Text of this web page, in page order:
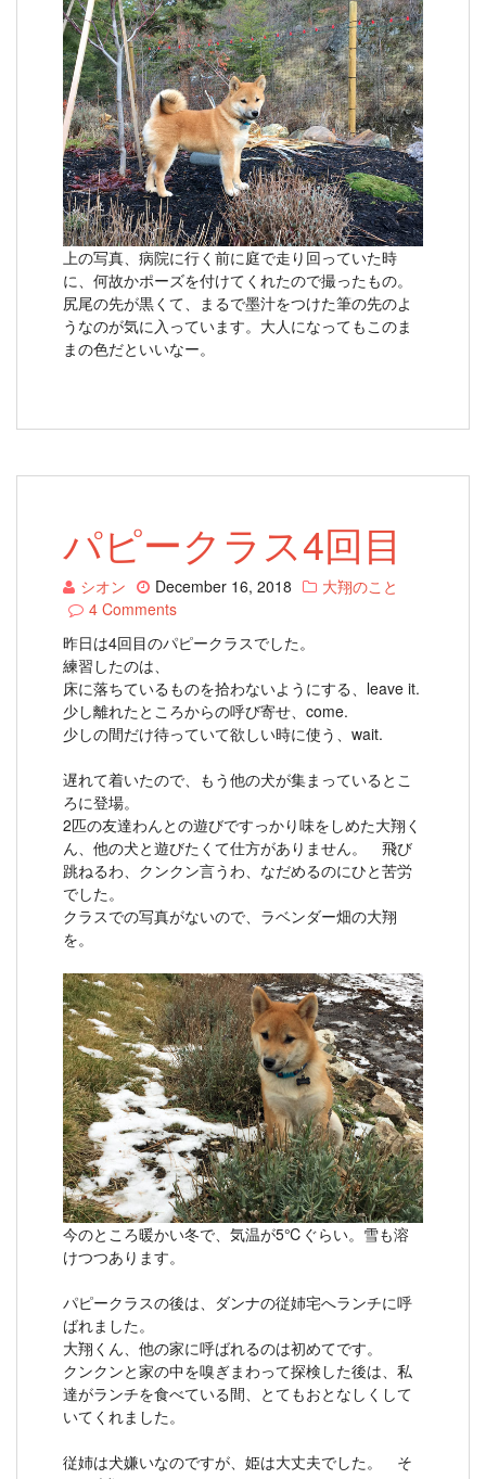
上の写真、病院に行く前に庭で走り回っていた時
に、何故かポーズを付けてくれたので撮ったもの。
尻尾の先が黒くて、まるで墨汁をつけた筆の先のよ
うなのが気に入っています。大人になってもこのま
まの色だといいなー。
パピークラス4回目
シオン December 16, 2018
大翔のこと
4 Comments
昨日は4回目のパピークラスでした。
練習したのは、
床に落ちているものを拾わないようにする、leave it.
少し離れたところからの呼び寄せ、come.
少しの間だけ待っていて欲しい時に使う、wait.
遅れて着いたので、もう他の犬が集まっているとこ
ろに登場。
2匹の友達わんとの遊びですっかり味をしめた大翔く
ん、他の犬と遊びたくて仕方がありません。 飛び
跳ねるわ、クンクン言うわ、なだめるのにひと苦労
でした。
クラスでの写真がないので、ラベンダー畑の大翔
を。
今のところ暖かい冬で、気温が5℃ぐらい。雪も溶
けつつあります。
パピークラスの後は、ダンナの従姉宅へランチに呼
ばれました。
大翔くん、他の家に呼ばれるのは初めてです。
クンクンと家の中を嗅ぎまわって探検した後は、私
達がランチを食べている間、とてもおとなしくして
いてくれました。
従姉は犬嫌いなのですが、姫は大丈夫でした。 そ